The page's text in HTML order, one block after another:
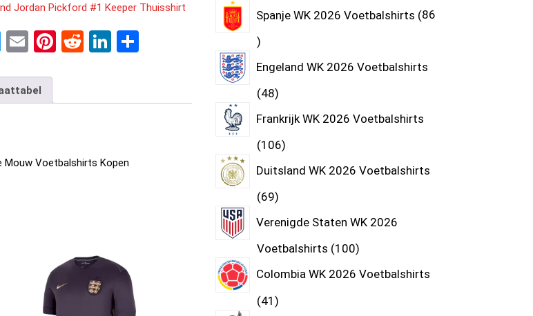
Jordan Pickford #1 Keeper Thuisshirt
T
tt
er
E
ail
Pi
es
R
di
Li
dI
D
n
Mouw Voetbalshirts Kopen
Spanje WK 2026 Voetbalshirts 86
Engeland WK 2026 Voetbalshirts
48
Frankrijk WK 2026 Voetbalshirts
106
Duitsland WK 2026 Voetbalshirts
69
Verenigde Staten WK 2026
Voetbalshirts 100
Colombia WK 2026 Voetbalshirts
41